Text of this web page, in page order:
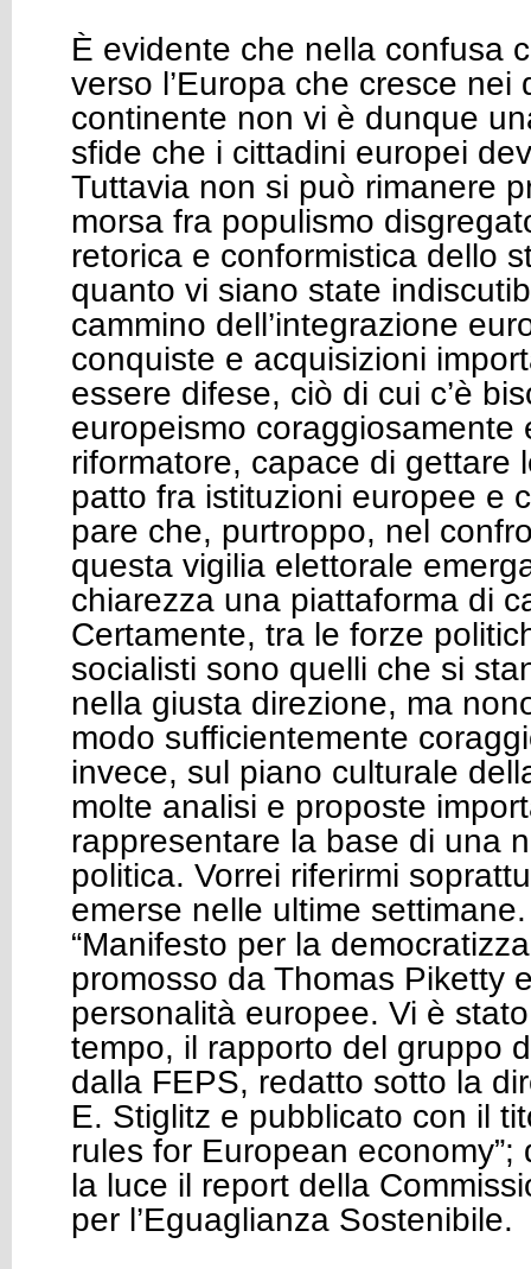
È evidente che nella confusa
verso l’Europa che cresce nei
continente non vi è dunque
sfide che i cittadini europei
Tuttavia non si può rimanere
morsa fra populismo
retorica e conformistica dello
quanto vi siano state
cammino dell’integrazione
conquiste e acquisizioni
essere difese, ciò di cui c’è
europeismo coraggiosamente
riformatore, capace di gettare
patto fra istituzioni europee e
pare che, purtroppo, nel
questa vigilia elettorale
chiarezza una piattaforma di
Certamente, tra le forze
socialisti sono quelli che si
nella giusta direzione, ma
modo sufficientemente
invece, sul piano culturale
molte analisi e proposte
rappresentare la base di una
politica. Vorrei riferirmi
emerse nelle ultime
“Manifesto per la
promosso da Thomas Piketty
personalità europee. Vi è
tempo, il rapporto del gruppo
dalla FEPS, redatto sotto la
E. Stiglitz e pubblicato con il
rules for European economy”;
la luce il report della
per l’Eguaglianza Sostenibile.